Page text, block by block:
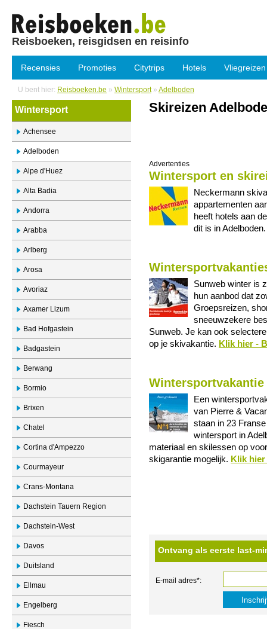
Reisboeken, reisgidsen en reisinfo
Recensies Promoties Citytrips Hotels Vliegreizen
U bent hier: Reisboeken.be » Wintersport » Adelboden
Wintersport
Achensee
Adelboden
Alpe d'Huez
Alta Badia
Andorra
Arabba
Arlberg
Arosa
Avoriaz
Axamer Lizum
Bad Hofgastein
Badgastein
Berwang
Bormio
Brixen
Chatel
Cortina d'Ampezzo
Courmayeur
Crans-Montana
Dachstein Tauern Region
Dachstein-West
Davos
Duitsland
Ellmau
Engelberg
Fiesch
Skireizen
Advertenties
Wintersport en
Neckermann
appartementen
heeft hotels aan
dit is in
Sunweb winter is
hun aanbod dat
Groepsreizen,
sneeuwzekere
Sunweb. Je kan ook
op je skivakantie. Klik hier -
Een
van Pierre &
staan in 23
wintersport in
materiaal en skilessen op
skigarantie mogelijk. Klik
Ontvang als eerste last-
E-mail adres*: